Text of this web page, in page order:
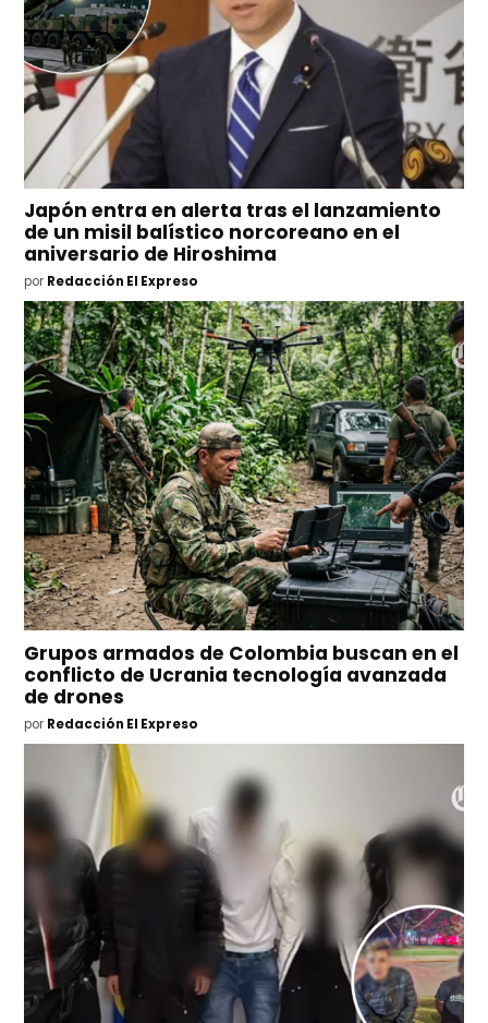
Japón entra en alerta tras el lanzamiento
de un misil balístico norcoreano en el
aniversario de Hiroshima
por Redacción El Expreso
Grupos armados de Colombia buscan en el
conflicto de Ucrania tecnología avanzada
de drones
por Redacción El Expreso